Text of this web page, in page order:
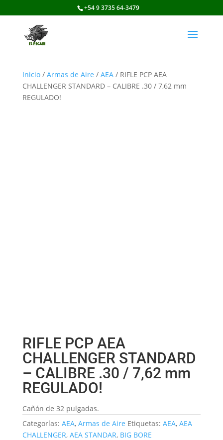
+54 9 3735 64-3479
Inicio/ Armas de Aire / AEA/ RIFLE PCP AEA
CHALLENGER STANDARD – CALIBRE .30 / 7,62 mm
REGULADO!
RIFLE PCP AEA
CHALLENGER STANDARD
– CALIBRE .30 / 7,62 mm
REGULADO!
Cañón de 32 pulgadas.
Categorías: AEA, Armas de Aire Etiquetas: AEA, AEA
CHALLENGER, AEA STANDAR, BIG BORE